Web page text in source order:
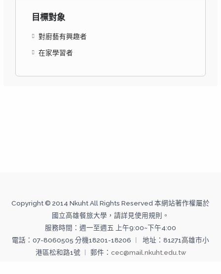
目標對象
對廚藝有興趣者
在家學習者
Copyright © 2014 Nkuht All Rights Reserved 本網站著作權屬於
國立高雄餐旅大學，請詳見使用規則。
服務時間：週一至週五 上午9:00~下午4:00
電話：07-8060505 分機18201-18206 ︱ 地址：81271高雄市小
港區松和路1號 ︱ 郵件： cec@mail.nkuht.edu.tw